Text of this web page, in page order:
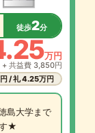
徒歩2分
万円
+ 共益費 3,850円
/ 礼 4.25万円
島大学まで
★